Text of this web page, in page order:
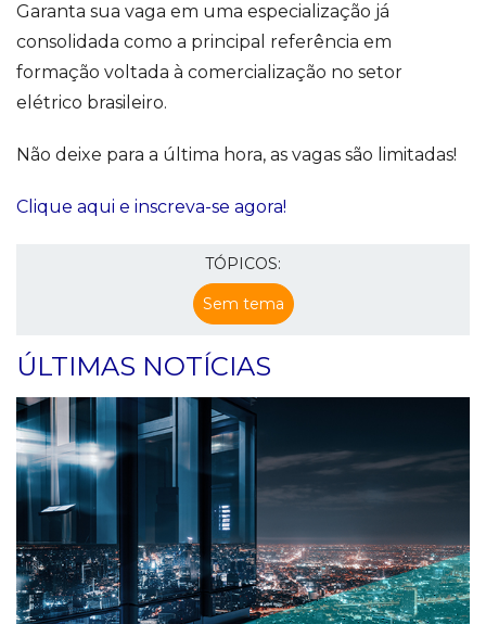
Garanta sua vaga em uma especialização já
consolidada como a principal referência em
formação voltada à comercialização no setor
elétrico brasileiro.
Não deixe para a última hora, as vagas são limitadas!
Clique aqui e inscreva-se agora!
TÓPICOS:
Sem tema
ÚLTIMAS NOTÍCIAS